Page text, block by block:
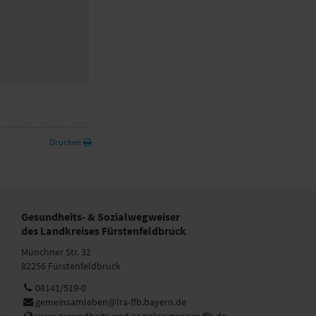
Drucken
Gesundheits- & Sozialwegweiser
des Landkreises Fürstenfeldbruck
Münchner Str. 32
82256 Fürstenfeldbruck
Telefon:
08141/519-0
E-
gemeinsamleben@lra-ffb.bayern.de